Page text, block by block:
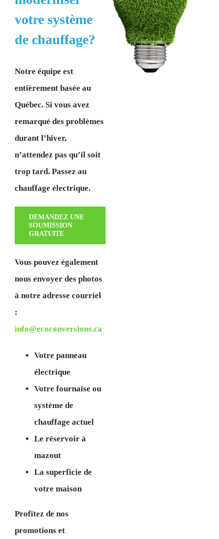
votre système
de chauffage?
Notre équipe est
entièrement basée au
Québec. Si vous avez
remarqué des problèmes
durant l’hiver,
n’attendez pas qu’il soit
trop tard. Passez au
chauffage électrique.
DEMANDEZ UNE
SOUMISSION
GRATUITE
Vous pouvez également
nous envoyer des photos
à notre adresse courriel
:
info@ecoconversions.ca
Votre panneau
électrique
Votre fournaise ou
système de
chauffage actuel
Le réservoir à
mazout
La superficie de
votre maison
Profitez de nos
promotions et